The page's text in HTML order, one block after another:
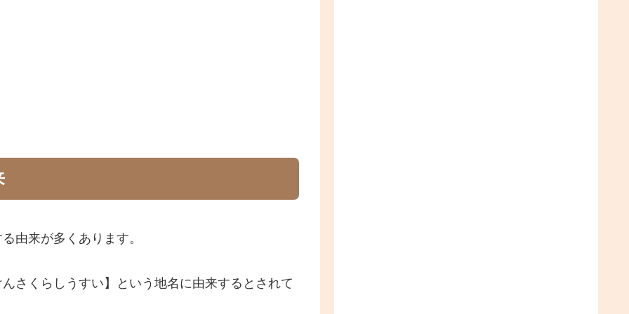
由来が多くあります。
さくらしうすい】という地名に由来するとされて